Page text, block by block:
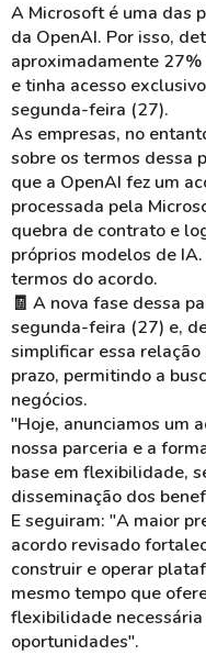
A Microsoft é uma das
da OpenAI. Por isso,
aproximadamente 27%
e tinha acesso
segunda-feira (27).
As empresas, no
sobre os termos dessa
que a OpenAI fez um
processada pela
quebra de contrato e
próprios modelos de
termos do acordo.
🧾 A nova fase dessa
segunda-feira (27) e,
simplificar essa
prazo, permitindo a
negócios.
"Hoje, anunciamos um
nossa parceria e a
base em flexibilidade,
disseminação dos
E seguiram: "A maior
acordo revisado
construir e operar
mesmo tempo que
flexibilidade necessária
oportunidades".